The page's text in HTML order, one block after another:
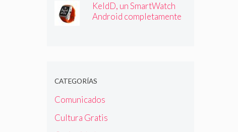
KeldD, un SmartWatch
Android completamente
CATEGORÍAS
Comunicados
Cultura Gratis